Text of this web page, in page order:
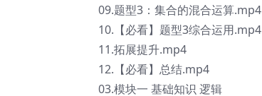
09.题型3：集合的混合运算.mp4
10.【必看】题型3综合运用.mp4
11.拓展提升.mp4
12.【必看】总结.mp4
03.模块一 基础知识 逻辑